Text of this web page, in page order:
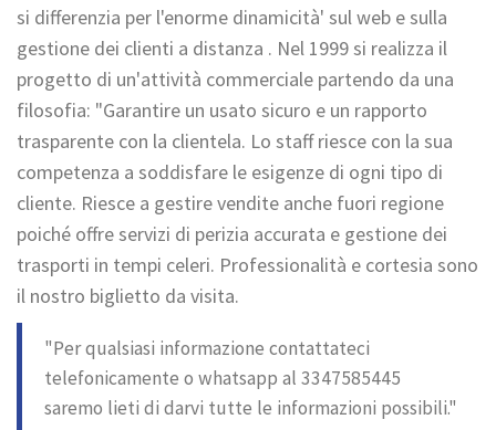
si differenzia per l'enorme dinamicità' sul web e sulla
gestione dei clienti a distanza . Nel 1999 si realizza il
progetto di un'attività commerciale partendo da una
filosofia: "Garantire un usato sicuro e un rapporto
trasparente con la clientela. Lo staff riesce con la sua
competenza a soddisfare le esigenze di ogni tipo di
cliente. Riesce a gestire vendite anche fuori regione
poiché offre servizi di perizia accurata e gestione dei
trasporti in tempi celeri. Professionalità e cortesia sono
il nostro biglietto da visita.
"Per qualsiasi informazione contattateci
telefonicamente o whatsapp al 3347585445
saremo lieti di darvi tutte le informazioni possibili."